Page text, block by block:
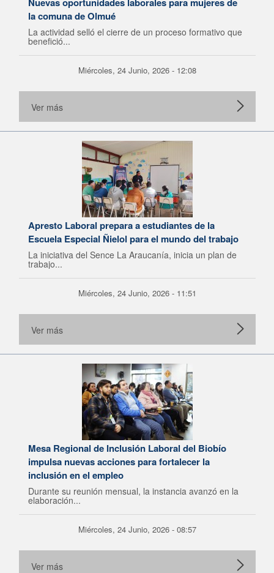
la comuna de Olmué
La actividad selló el cierre de un proceso formativo que
benefició...
Miércoles, 24 Junio, 2026 - 12:08
Ver más
Apresto Laboral prepara a estudiantes de la
Escuela Especial Ñielol para el mundo del trabajo
La iniciativa del Sence La Araucanía, inicia un plan de
trabajo...
Miércoles, 24 Junio, 2026 - 11:51
Ver más
Mesa Regional de Inclusión Laboral del Biobío
impulsa nuevas acciones para fortalecer la
inclusión en el empleo
Durante su reunión mensual, la instancia avanzó en la
elaboración...
Miércoles, 24 Junio, 2026 - 08:57
Ver más